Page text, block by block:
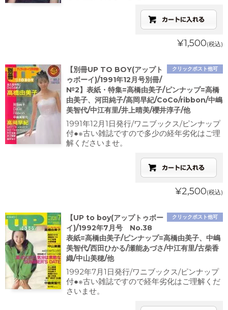
¥1,500(税込)
クリックポスト他可
【別冊UP TO BOY(アップト
ゥボーイ)/1991年12月号別冊/
№2】表紙・特集=高橋由美子/ピンナップ=高橋
由美子、河田純子/高岡早紀/CoCo/ribbon/中嶋
美智代/中江有里/井上晴美/櫻井淳子/他
1991年12月1日発行/ワニブックス/ピンナップ
付●※古い雑誌ですので多少の経年劣化はご理
解くださいませ。
¥2,500(税込)
クリックポスト他可
【UP to boy(アップトゥボー
イ)/1992年7月号 No.38
表紙=高橋由美子/ピンナップ=高橋由美子、中嶋
美智代/西田ひかる/瀬能あづさ/中江有里/古柴香
織/中山美穂/他
1992年7月1日発行/ワニブックス/ピンナップ
付●※古い雑誌ですので経年劣化はご理解くだ
さいませ。